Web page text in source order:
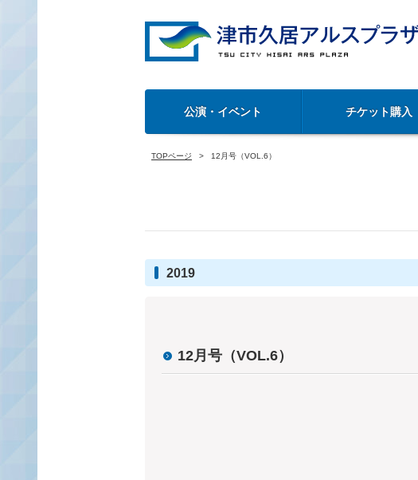
公演・イベント チケット購入
TOPページ 12月号（VOL.6）
2019
12月号（VOL.6）